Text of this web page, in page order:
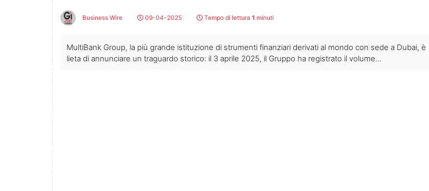
Business Wire 09-04-2025 Tempo di lettura 1 minuti
MultiBank Group, la più grande istituzione di strumenti finanziari derivati al mondo con sede a Dubai, è
lieta di annunciare un traguardo storico: il 3 aprile 2025, il Gruppo ha registrato il volume...